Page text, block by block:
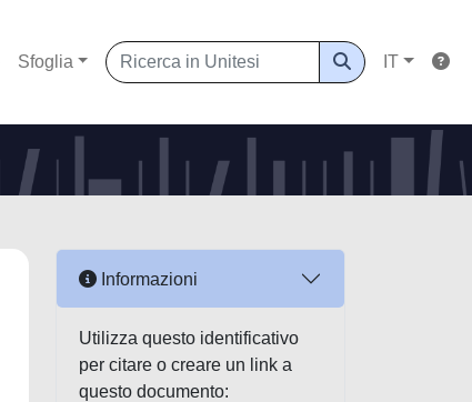
Sfoglia IT
Informazioni
Utilizza questo identificativo
per citare o creare un link a
questo documento: